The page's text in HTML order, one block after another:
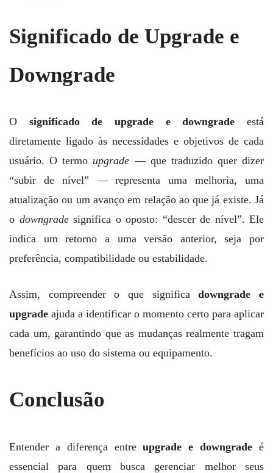
Significado de Upgrade e
Downgrade
O significado de upgrade e downgrade está
diretamente ligado às necessidades e objetivos de cada
usuário. O termo upgrade — que traduzido quer dizer
“subir de nível” — representa uma melhoria, uma
atualização ou um avanço em relação ao que já existe. Já
o downgradesignifica o oposto: “descer de nível”. Ele
indica um retorno a uma versão anterior, seja por
preferência, compatibilidade ou estabilidade.
Assim, compreender o que significadowngrade e
upgrade ajuda a identificar o momento certo para aplicar
cada um, garantindo que as mudanças realmente tragam
benefícios ao uso do sistema ou equipamento.
Conclusão
Entender a diferença entreupgrade e downgrade é
essencial para quem busca gerenciar melhor seus